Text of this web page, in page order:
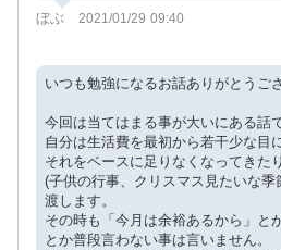
ぼぶ 2021/01/29 09:40
いつも勉強になるお話ありがとうご
今回は当てはまる事が大いにある話
自分は生活費を最初から若干少な目
それをベースに足りなくなってきた
(子供の行事、クリスマス見たいな
渡します。
その時も「今月は余裕あるから」と
とか普段言わない事は言いません。